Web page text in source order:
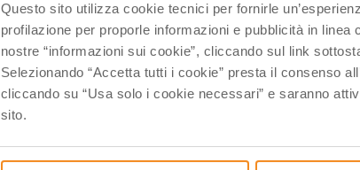
Questo sito utilizza cookie tecnici per fornirle
profilazione per proporle informazioni e pubblicità in
nostre “informazioni sui cookie”, cliccando sul link
Selezionando “Accetta tutti i cookie” presta il consenso
cliccando su “Usa solo i cookie necessari” e saranno
sito.